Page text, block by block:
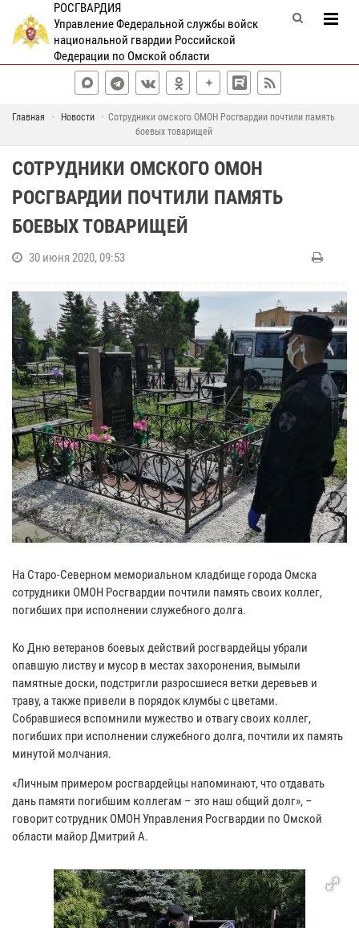
РОСГВАРДИЯ
Управление Федеральной службы войск
национальной гвардии Российской
Федерации по Омской области
Главная Новости
Сотрудники омского ОМОН Росгвардии почтили память
боевых товарищей
СОТРУДНИКИ ОМСКОГО ОМОН
РОСГВАРДИИ ПОЧТИЛИ ПАМЯТЬ
БОЕВЫХ ТОВАРИЩЕЙ
30 июня 2020, 09:53
На Старо-Северном мемориальном кладбище города Омска
сотрудники ОМОН Росгвардии почтили память своих коллег,
погибших при исполнении служебного долга.
Ко Дню ветеранов боевых действий росгвардейцы убрали
опавшую листву и мусор в местах захоронения, вымыли
памятные доски, подстригли разросшиеся ветки деревьев и
траву, а также привели в порядок клумбы с цветами.
Собравшиеся вспомнили мужество и отвагу своих коллег,
погибших при исполнении служебного долга, почтили их память
минутой молчания.
«Личным примером росгвардейцы напоминают, что отдавать
дань памяти погибшим коллегам – это наш общий долг», –
говорит сотрудник ОМОН Управления Росгвардии по Омской
области майор Дмитрий А.